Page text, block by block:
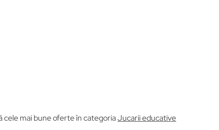
cele mai bune oferte în categoriaJucarii educative